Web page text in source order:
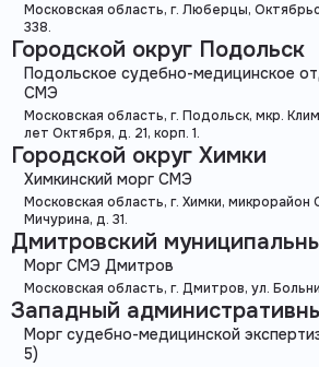
Московская область, г. Люберцы,
338.
Городской округ Подольск
Подольское судебно-медицинское
СМЭ
Московская область, г. Подольск, мкр.
лет Октября, д. 21, корп. 1.
Городской округ Химки
Химкинский морг СМЭ
Московская область, г. Химки, микрорайон
Мичурина, д. 31.
Дмитровский
Морг СМЭ Дмитров
Московская область, г. Дмитров, ул.
Западный
Морг судебно-медицинской
5)